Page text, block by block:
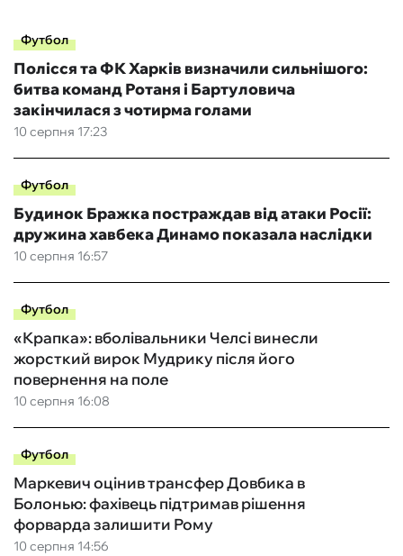
Футбол
10 серпня 17:23
Полісся та ФК Харків визначили сильнішого:
битва команд Ротаня і Бартуловича
закінчилася з чотирма голами
Футбол
10 серпня 16:57
Будинок Бражка постраждав від атаки Росії:
дружина хавбека Динамо показала наслідки
Футбол
10 серпня 16:08
«Крапка»: вболівальники Челсі винесли
жорсткий вирок Мудрику після його
повернення на поле
Футбол
10 серпня 14:56
Маркевич оцінив трансфер Довбика в
Болонью: фахівець підтримав рішення
форварда залишити Рому